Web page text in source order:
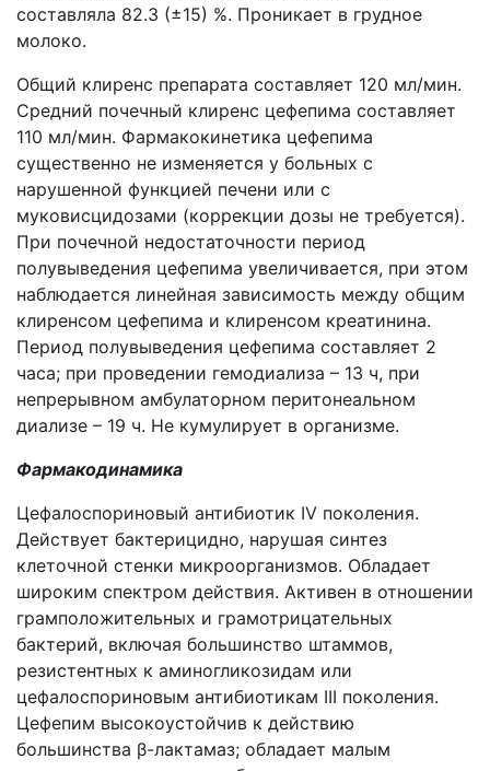
составляла 82.3 (±15) %. Проникает в грудное
молоко.
Общий клиренс препарата составляет 120 мл/мин.
Средний почечный клиренс цефепима составляет
110 мл/мин. Фармакокинетика цефепима
существенно не изменяется у больных с
нарушенной функцией печени или с
муковисцидозами (коррекции дозы не требуется).
При почечной недостаточности период
полувыведения цефепима увеличивается, при этом
наблюдается линейная зависимость между общим
клиренсом цефепима и клиренсом креатинина.
Период полувыведения цефепима составляет 2
часа; при проведении гемодиализа – 13 ч, при
непрерывном амбулаторном перитонеальном
диализе – 19 ч. Не кумулирует в организме.
Фармакодинамика
Цефалоспориновый антибиотик IV поколения.
Действует бактерицидно, нарушая синтез
клеточной стенки микроорганизмов. Обладает
широким спектром действия. Активен в отношении
грамположительных и грамотрицательных
бактерий, включая большинство штаммов,
резистентных к аминогликозидам или
цефалоспориновым антибиотикам III поколения.
Цефепим высокоустойчив к действию
большинства β-лактамаз; обладает малым